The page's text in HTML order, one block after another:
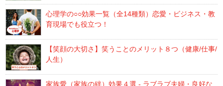
心理学の○○効果一覧（全14種類）恋愛・ビジネス・教
育現場でも役立つ！
【笑顔の大切さ】笑うことのメリット８つ（健康/仕事/
人生）
家族愛（家族の絆）効果４選 - ラブラブ夫婦・良好な